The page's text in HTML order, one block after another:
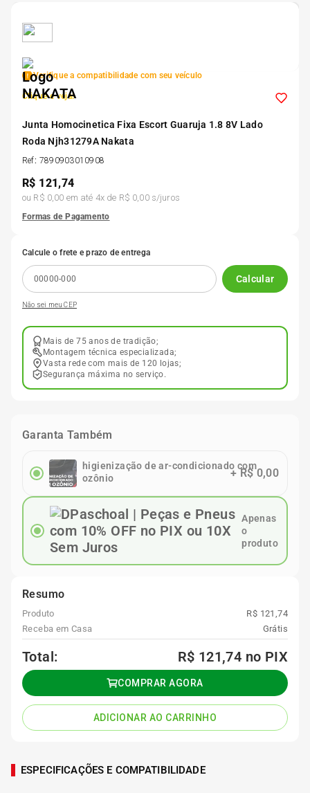
Verifique a compatibilidade com seu veículo
Clique e veja!
Junta Homocinetica Fixa Escort Guaruja 1.8 8V Lado
Roda Njh31279A Nakata
Ref: 7890903010908
R$ 121,74
ou R$ 0,00 em até 4x de R$ 0,00s/juros
Formas de Pagamento
Calcule o frete e prazo de entrega
Calcular
Não sei meu CEP
Mais de 75 anos de tradição;
Montagem técnica especializada;
Vasta rede com mais de 120 lojas;
Segurança máxima no serviço.
Garanta Também
higienização de ar-condicionado com
ozônio
+R$ 0,00
Apenas
o
produto
Resumo
Produto
R$ 121,74
Receba em Casa
Grátis
Total: R$ 121,74 no PIX
COMPRAR AGORA
ADICIONAR AO CARRINHO
ESPECIFICAÇÕES E COMPATIBILIDADE
5º
7
8º 205 55r16
9º Pneu